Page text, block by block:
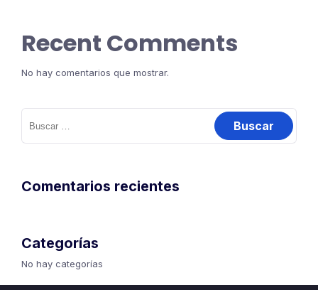
Recent Comments
No hay comentarios que mostrar.
Buscar:
Comentarios recientes
Categorías
No hay categorías